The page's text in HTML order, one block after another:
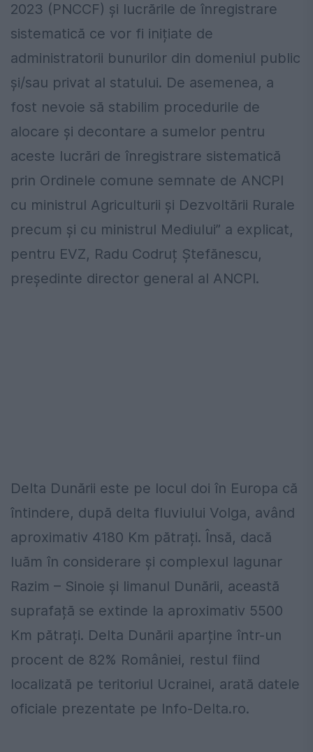
2023 (PNCCF) și lucrările de înregistrare
sistematică ce vor fi inițiate de
administratorii bunurilor din domeniul public
și/sau privat al statului. De asemenea, a
fost nevoie să stabilim procedurile de
alocare și decontare a sumelor pentru
aceste lucrări de înregistrare sistematică
prin Ordinele comune semnate de ANCPI
cu ministrul Agriculturii și Dezvoltării Rurale
precum și cu ministrul Mediului” a explicat,
pentru EVZ, Radu Codruț Ștefănescu,
președinte director general al ANCPI.
Delta Dunării este pe locul doi în Europa că
întindere, după delta fluviului Volga, având
aproximativ 4180 Km pătrați. Însă, dacă
luăm în considerare și complexul lagunar
Razim – Sinoie și limanul Dunării, această
suprafață se extinde la aproximativ 5500
Km pătrați. Delta Dunării aparține într-un
procent de 82% României, restul fiind
localizată pe teritoriul Ucrainei, arată datele
oficiale prezentate pe Info-Delta.ro.